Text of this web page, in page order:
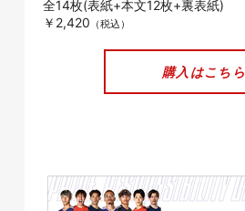
全14枚(表紙+本文12枚+裏表紙)
￥2,420
購入はこちら